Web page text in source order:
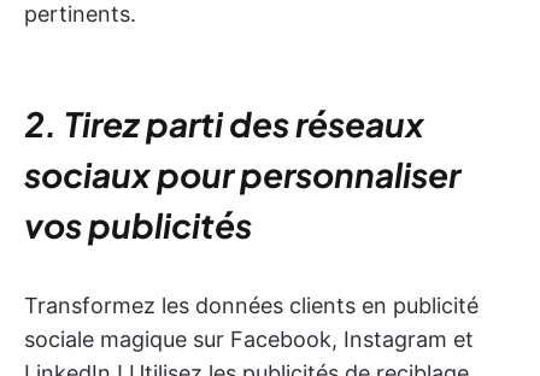
pertinents.
2. Tirez parti des réseaux
sociaux pour personnaliser
vos publicités
Transformez les données clients en publicité
sociale magique sur Facebook, Instagram et